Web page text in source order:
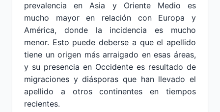
prevalencia en Asia y Oriente Medio es
mucho mayor en relación con Europa y
América, donde la incidencia es mucho
menor. Esto puede deberse a que el apellido
tiene un origen más arraigado en esas áreas,
y su presencia en Occidente es resultado de
migraciones y diásporas que han llevado el
apellido a otros continentes en tiempos
recientes.